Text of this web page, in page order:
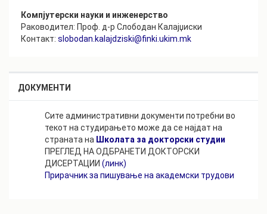
Компјутерски науки и инженерство
Раководител: Проф. д-р Слободан Калајџиски
Контакт: slobodan.kalajdziski@finki.ukim.mk
ДОКУМЕНТИ
Сите административни документи потребни во
текот на студирањето може да се најдат на
страната на Школата за докторски студии
ПРЕГЛЕД НА ОДБРАНЕТИ ДОКТОРСКИ
ДИСЕРТАЦИИ (линк)
Прирачник за пишување на академски трудови